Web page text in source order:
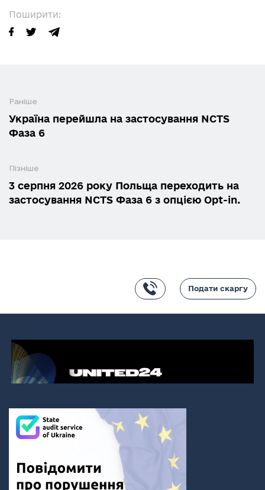
Поширити:
Раніше
Україна перейшла на застосування NCTS
Фаза 6
Пізніше
3 серпня 2026 року Польща переходить на
застосування NCTS Фаза 6 з опцією Opt-in.
Подати скаргу